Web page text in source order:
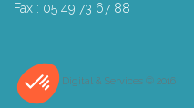
Fax : 05 49 73 67 88
Septeo Digital & Services © 2016